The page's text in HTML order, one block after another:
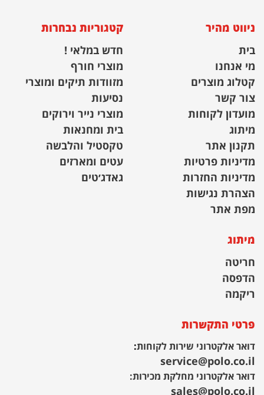
ניווט מהיר
בית
מי אנחנו
קטלוג מוצרים
צור קשר
מועדון לקוחות
מיתוג
תקנון אתר
מדיניות פרטיות
מדיניות החזרות
הצהרת נגישות
מפת אתר
קטגוריות נבחרות
חדש במלאי !
מוצרי חורף
מזוודות תיקים ומוצרי
נסיעות
מוצרי נייר וירוקים
בית ומחנאות
טקסטיל והלבשה
עטים ומארזים
גאדג׳טים
מיתוג
חריטה
הדפסה
ריקמה
פרטי התקשרות
דואר אלקטרוני שירות לקוחות:
service@polo.co.il
דואר אלקטרוני מחלקת מכירות:
sales@polo.co.il